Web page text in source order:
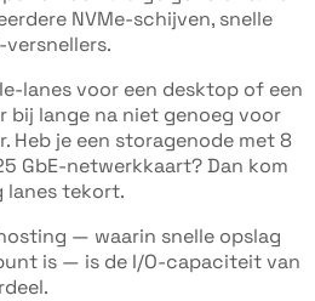
NVMe-schijven, snelle
lanes voor een desktop of een
bij lange na niet genoeg voor
Heb je een storagenode met 8
GbE-netwerkkaart? Dan kom
lanes tekort.
— waarin snelle opslag
is — is de I/O-capaciteit van